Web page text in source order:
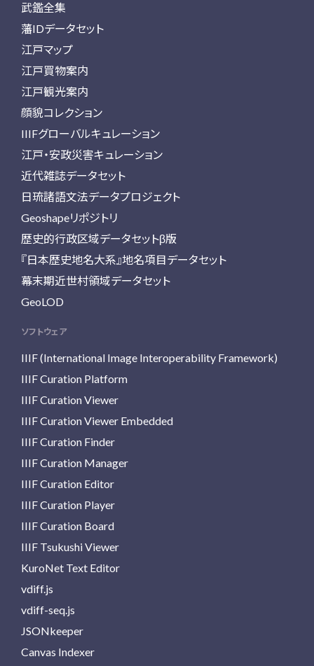
武鑑全集
藩IDデータセット
江戸マップ
江戸買物案内
江戸観光案内
顔貌コレクション
IIIFグローバルキュレーション
江戸・安政災害キュレーション
近代雑誌データセット
日琉諸語文法データプロジェクト
Geoshapeリポジトリ
歴史的行政区域データセットβ版
『日本歴史地名大系』地名項目データセット
幕末期近世村領域データセット
GeoLOD
ソフトウェア
IIIF (International Image Interoperability Framework)
IIIF Curation Platform
IIIF Curation Viewer
IIIF Curation Viewer Embedded
IIIF Curation Finder
IIIF Curation Manager
IIIF Curation Editor
IIIF Curation Player
IIIF Curation Board
IIIF Tsukushi Viewer
KuroNet Text Editor
vdiff.js
vdiff-seq.js
JSONkeeper
Canvas Indexer